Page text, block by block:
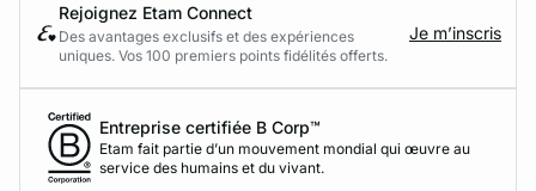
Rejoignez Etam Connect
Des avantages exclusifs et des expériences
uniques. Vos 100 premiers points fidélités offerts.
Je m’inscris
Entreprise certifiée B Corp™
Etam fait partie d’un mouvement mondial qui œuvre au
service des humains et du vivant.